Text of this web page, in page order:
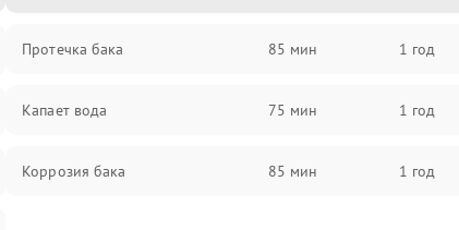
Протечка бака 85 мин 1 год
Капает вода 75 мин 1 год
Коррозия бака 85 мин 1 год